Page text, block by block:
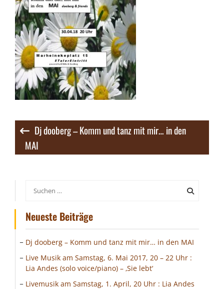
Beitragsnavigation
Dj dooberg – Komm und tanz mit mir… in den
MAI
nach:
Neueste Beiträge
Dj dooberg – Komm und tanz mit mir… in den MAI
Live Musik am Samstag, 6. Mai 2017, 20 – 22 Uhr :
Lia Andes (solo voice/piano) – ‚Sie lebt‘
Livemusik am Samstag, 1. April, 20 Uhr : Lia Andes